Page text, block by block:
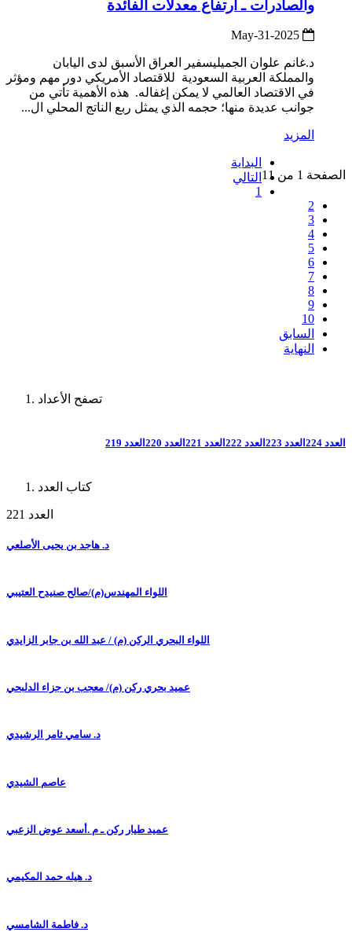
والصادرات ـ ارتفاع معدلات الفائدة
د.غانم علوان الجميليسفير العراق الأسبق لدى اليابان
والمملكة العربية السعودية للاقتصاد الأمريكي دور مهم ومؤثر
في الاقتصاد العالمي لا يمكن إغفاله. هذه الأهمية تأتي من
جوانب عديدة منها؛ حجمه الذي يمثل ربع الناتج المحلي ال...
المزيد
الصفحة 1 من 11
البداية
التالي
1
2
3
4
5
6
7
8
9
10
السابق
النهاية
تصفح الأعداد
العدد 224 العدد 223 العدد 222 العدد 221 العدد 220 العدد 219
كتاب العدد
العدد 221
د. هاجد بن يحيى الأصلعي
اللواء المهندس(م)/صالح صنيدح العتيبي
اللواء البحري الركن (م) / عبد الله بن جابر الزايدي
عميد بحري ركن (م)/ معجب بن جزاء الدلبحي
د. سامي ثامر الرشيدي
عاصم الشيدي
عميد طيار ركن ـ م .أسعد عوض الزعبي
د. هيله حمد المكيمي
د. فاطمة الشامسي